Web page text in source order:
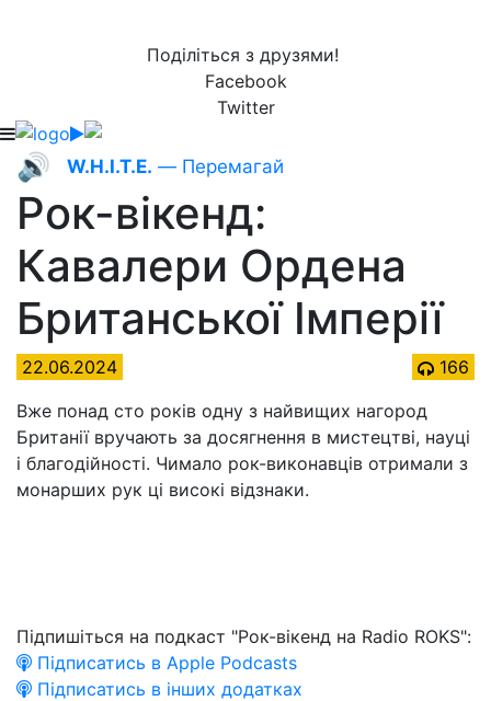
Поділіться з друзями!
Facebook
Twitter
🔊 W.H.I.T.E. — Перемагай
Рок-вікенд:
Кавалери Ордена
Британської Імперії
22.06.2024
166
Вже понад сто років одну з найвищих нагород
Британії вручають за досягнення в мистецтві, науці
і благодійності. Чимало рок-виконавців отримали з
монарших рук ці високі відзнаки.
Підпишіться на подкаст "Рок-вікенд на Radio ROKS":
Підписатись в Apple Podcasts
Підписатись в інших додатках